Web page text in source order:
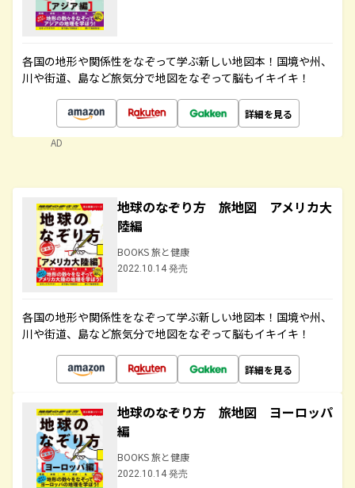
各国の地形や関係性をなぞって学ぶ新しい地図本！国境や州、
川や街道、島など旅気分で地図をなぞって脳もイキイキ！
詳細を見る
AD
地球のなぞり方 旅地図 アメリカ大
陸編
BOOKS 旅と健康
2022.10.14 発売
各国の地形や関係性をなぞって学ぶ新しい地図本！国境や州、
川や街道、島など旅気分で地図をなぞって脳もイキイキ！
詳細を見る
地球のなぞり方 旅地図 ヨーロッパ
編
BOOKS 旅と健康
2022.10.14 発売